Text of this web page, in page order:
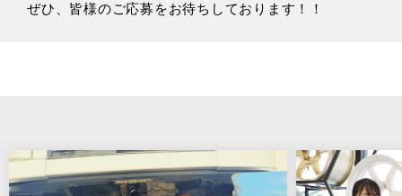
ぜひ、皆様のご応募をお待ちしております！！